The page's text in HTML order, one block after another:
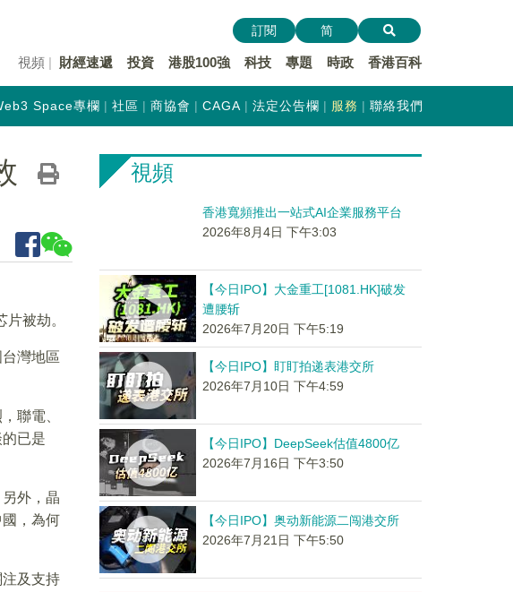
視頻 財經速遞 投資 港股100強 科技 專題 時政 香港百科
訂閱 简
Space專欄 社區 商協會 CAGA 法定公告欄 服務 聯絡我們
被劫。
灣地區
聯電、
已是
外，晶
，為何
及支持
視頻
香港寬頻推出一站式AI企業服務平台
2026年8月4日 下午3:03
【今日IPO】大金重工[1081.HK]破发
遭腰斩
2026年7月20日 下午5:19
【今日IPO】盯盯拍递表港交所
2026年7月10日 下午4:59
【今日IPO】DeepSeek估值4800亿
2026年7月16日 下午3:50
【今日IPO】奥动新能源二闯港交所
2026年7月21日 下午5:50